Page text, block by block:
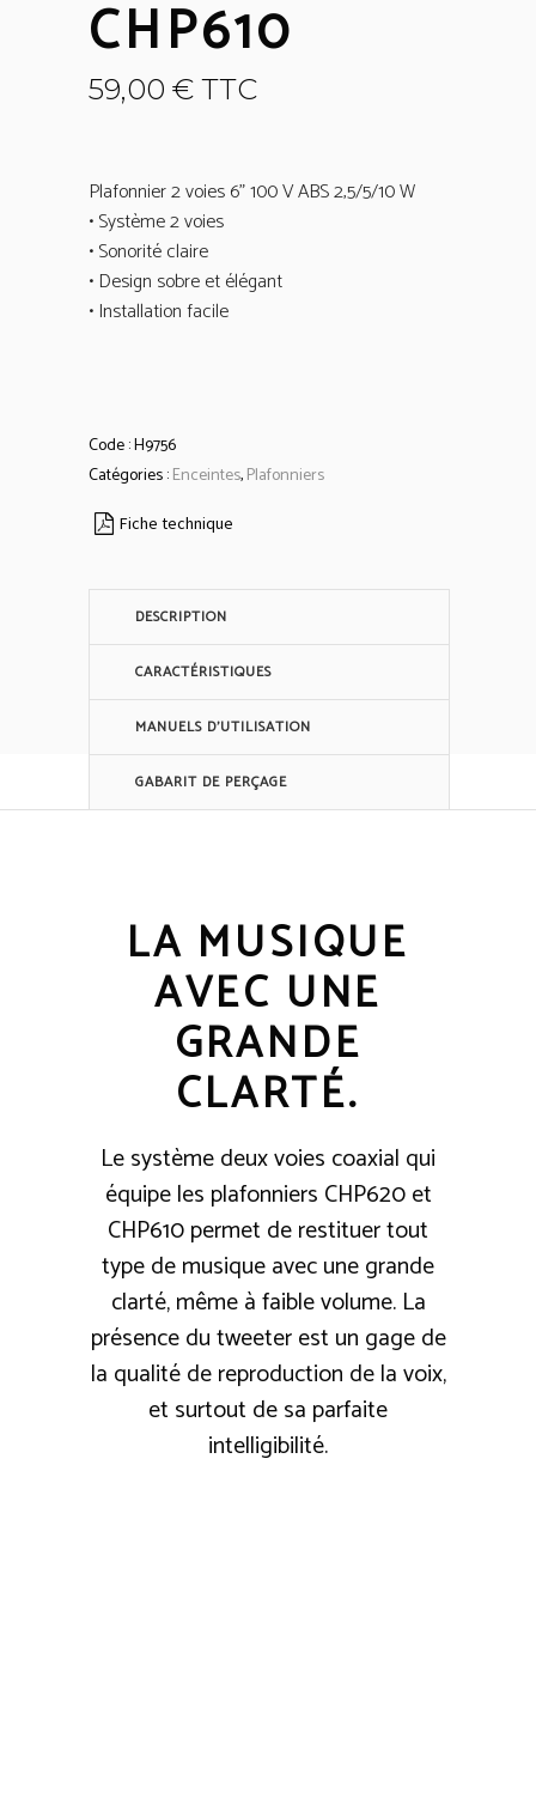
CHP610
59,00 € TTC
Plafonnier 2 voies 6” 100 V ABS 2,5/5/10 W
• Système 2 voies
• Sonorité claire
• Design sobre et élégant
• Installation facile
Code :H9756
Catégories :Enceintes,Plafonniers
Fiche technique
DESCRIPTION
CARACTÉRISTIQUES
MANUELS D'UTILISATION
GABARIT DE PERÇAGE
LA MUSIQUE
AVEC UNE
GRANDE
CLARTÉ.
Le système deux voies coaxial qui
équipe les plafonniers CHP620 et
CHP610 permet de restituer tout
type de musique avec une grande
clarté, même à faible volume. La
présence du tweeter est un gage de
la qualité de reproduction de la voix,
et surtout de sa parfaite
intelligibilité.